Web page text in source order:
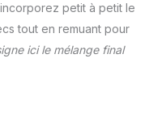
petit à petit le
tout en remuant pour
ici le mélange final